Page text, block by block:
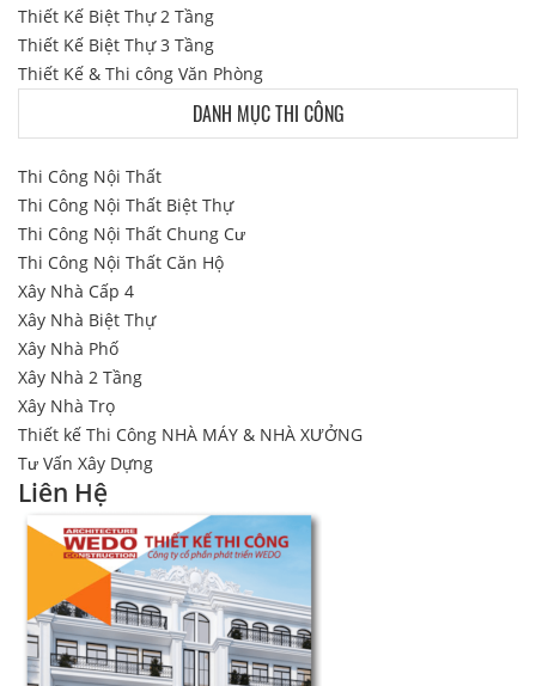
Thiết Kế Biệt Thự 2 Tầng
Thiết Kế Biệt Thự 3 Tầng
Thiết Kế & Thi công Văn Phòng
DANH MỤC THI CÔNG
Thi Công Nội Thất
Thi Công Nội Thất Biệt Thự
Thi Công Nội Thất Chung Cư
Thi Công Nội Thất Căn Hộ
Xây Nhà Cấp 4
Xây Nhà Biệt Thự
Xây Nhà Phố
Xây Nhà 2 Tầng
Xây Nhà Trọ
Thiết kế Thi Công NHÀ MÁY & NHÀ XƯỞNG
Tư Vấn Xây Dựng
Liên Hệ